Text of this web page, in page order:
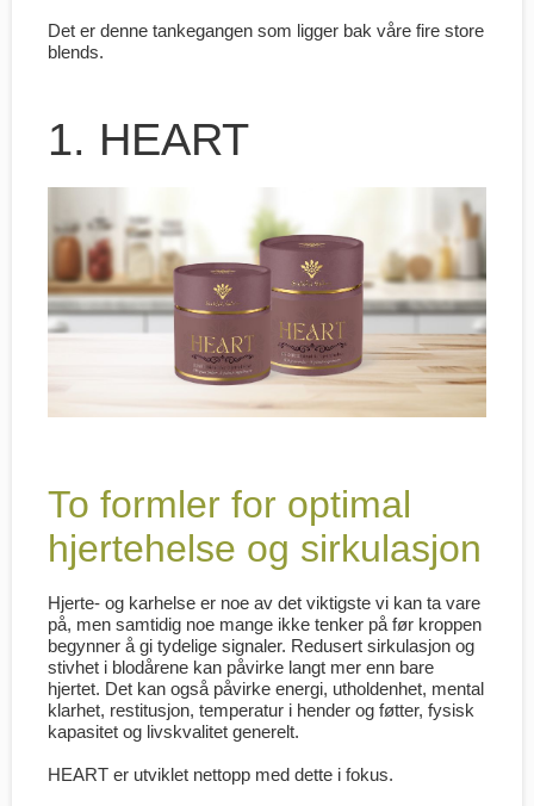
Det er denne tankegangen som ligger bak våre fire store
blends.
1. HEART
To formler for optimal
hjertehelse og sirkulasjon
Hjerte- og karhelse er noe av det viktigste vi kan ta vare
på, men samtidig noe mange ikke tenker på før kroppen
begynner å gi tydelige signaler. Redusert sirkulasjon og
stivhet i blodårene kan påvirke langt mer enn bare
hjertet. Det kan også påvirke energi, utholdenhet, mental
klarhet, restitusjon, temperatur i hender og føtter, fysisk
kapasitet og livskvalitet generelt.
HEART er utviklet nettopp med dette i fokus.